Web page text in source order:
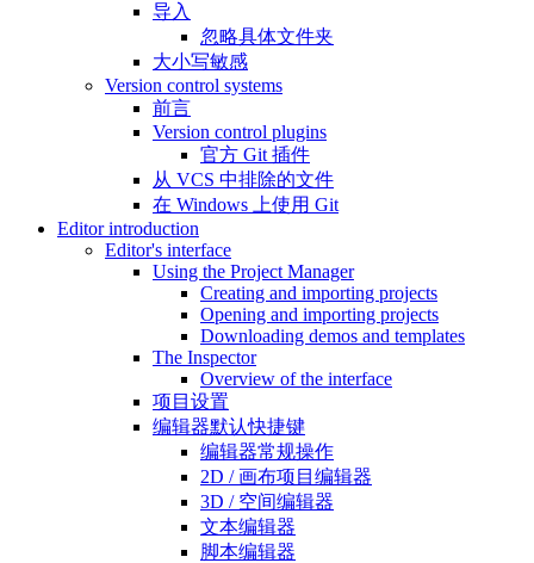
导入
忽略具体文件夹
大小写敏感
Version control systems
前言
Version control plugins
官方 Git 插件
从 VCS 中排除的文件
在 Windows 上使用 Git
Editor introduction
Editor's interface
Using the Project Manager
Creating and importing projects
Opening and importing projects
Downloading demos and templates
The Inspector
Overview of the interface
项目设置
编辑器默认快捷键
编辑器常规操作
2D / 画布项目编辑器
3D / 空间编辑器
文本编辑器
脚本编辑器